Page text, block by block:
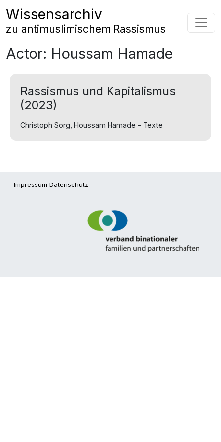
Zum Inhalt springen
Hauptnavigation
Wissensarchiv
zu antimuslimischem Rassismus
Actor: Houssam Hamade
Rassismus und Kapitalismus
(2023)
Christoph Sorg, Houssam Hamade - Texte
Impressum Datenschutz